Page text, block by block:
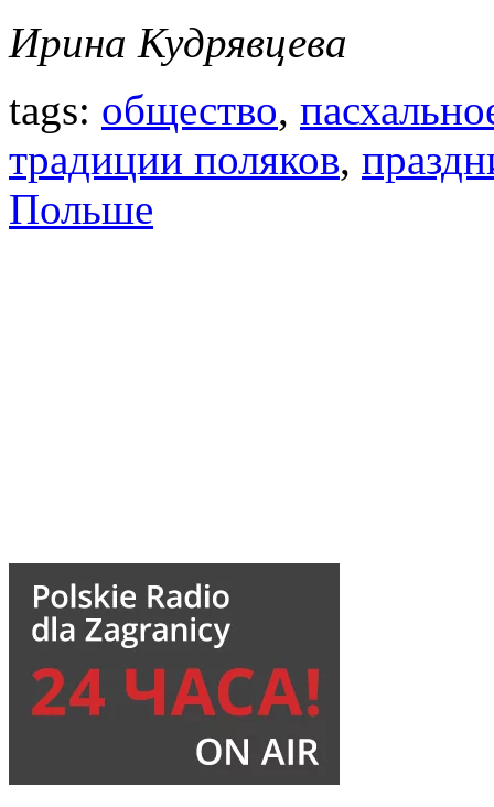
Ирина Кудрявцева
tags: общество,
традиции поляков,
Польше